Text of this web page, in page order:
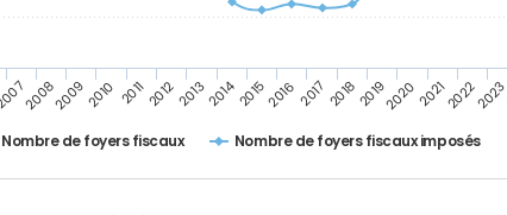
Nombre de foyers fiscaux Nombre de foyers fiscaux imposés
200820092010 201120122013201420152016 2017 201820192020202120222023